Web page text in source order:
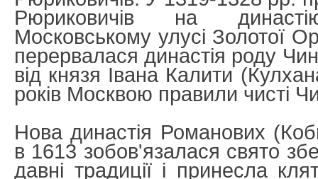
Рюриковичів на
Московському улусі Золотої
перервалася династія роду
від князя Івана Калити
років Москвою правили чисті
Нова династія Романових
в 1613 зобов'язалася свято
давні традиції і принесла